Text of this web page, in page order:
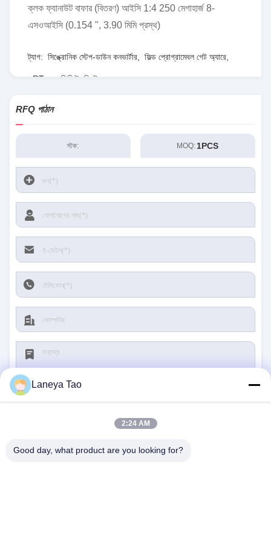
ক্লক ফ্যানাউট বাফার (বিতরণ) আইসি 1:4 250 মেগাহার্জ 8-
এসওআইসি (0.154 ", 3.90 মিমি প্রস্থ)
ট্যাগ: সিঙ্ক্রোনিক স্টেপ-ডাউন কনভার্টার ফিল্ড প্রোগ্রামেবল গেট অ্যারে
RT৮০৭৭জিকিউডব্লিউ
RFQ পাঠান
স্টক: MOQ: 1PCS
জমা দিন
Laneya Tao
2:24 AM
Good day, what product are you looking for?